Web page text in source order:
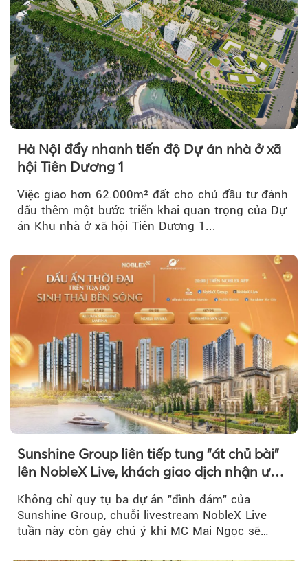
Hà Nội đẩy nhanh tiến độ Dự án nhà ở xã
hội Tiên Dương 1
Việc giao hơn 62.000m² đất cho chủ đầu tư đánh
dấu thêm một bước triển khai quan trọng của Dự
án Khu nhà ở xã hội Tiên Dương 1...
Sunshine Group liên tiếp tung "át chủ bài"
lên NobleX Live, khách giao dịch nhận ưu
Không chỉ quy tụ ba dự án "đình đám" của
Sunshine Group, chuỗi livestream NobleX Live
tuần này còn gây chú ý khi MC Mai Ngọc sẽ